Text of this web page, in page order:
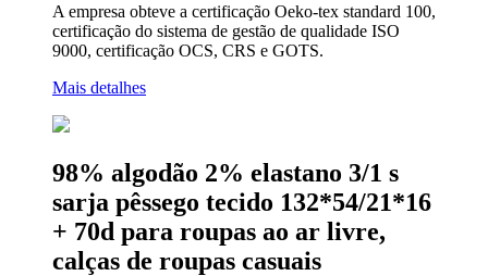
A empresa obteve a certificação Oeko-tex standard 100,
certificação do sistema de gestão de qualidade ISO
9000, certificação OCS, CRS e GOTS.
Mais detalhes
98% algodão 2% elastano 3/1 s
sarja pêssego tecido 132*54/21*16
+ 70d para roupas ao ar livre,
calças de roupas casuais